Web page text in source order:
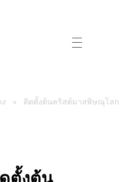
» ติดตั้งต้นคริสต์มาสพิษณุโลก